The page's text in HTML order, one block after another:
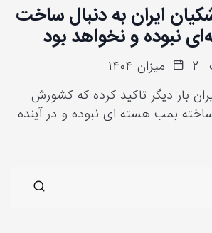
ایران به دنبال ساخت
نبوده و نخواهد بود
۲ میزان ۱۴۰۴
بار دیگر تاکید کرده که کشورش
بمب هسته ای نبوده و در آینده